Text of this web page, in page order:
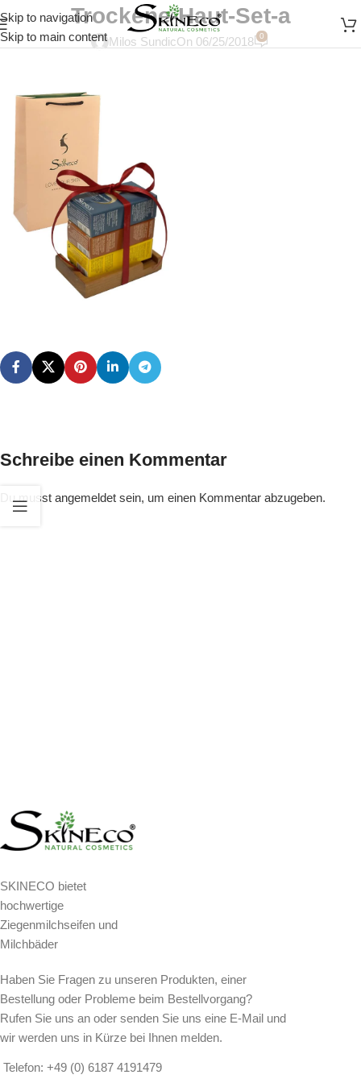
Skip to navigation
Skip to main content
Trockene-Haut-Set-a
Milos SundicOn 06/25/2018 0
Schreibe einen Kommentar
Du musst angemeldet sein, um einen Kommentar abzugeben.
SKINECO bietet
hochwertige
Ziegenmilchseifen und
Milchbäder
Haben Sie Fragen zu unseren Produkten, einer
Bestellung oder Probleme beim Bestellvorgang?
Rufen Sie uns an oder senden Sie uns eine E-Mail und
wir werden uns in Kürze bei Ihnen melden.
Telefon: +49 (0) 6187 4191479